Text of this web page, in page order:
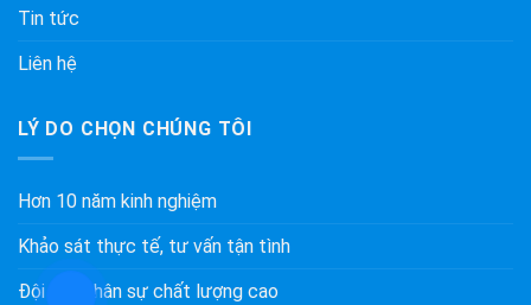
Tin tức
Liên hệ
LÝ DO CHỌN CHÚNG TÔI
Hơn 10 năm kinh nghiệm
Khảo sát thực tế, tư vấn tận tình
Đội ngũ nhân sự chất lượng cao